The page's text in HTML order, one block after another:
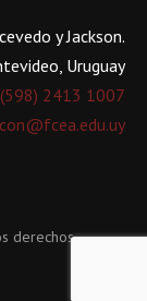
y Jackson.
Uruguay
(598) 2413 1007
derechos